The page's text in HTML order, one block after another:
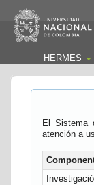
HERMES
El Sistema
atención a